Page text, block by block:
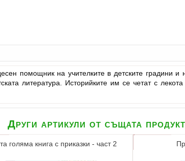
помощник на учителките в детските градини и
литература. Историйките им се четат с
Други артикули от същата
голяма книга с приказки - част 2